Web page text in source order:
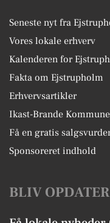
Seneste nyt fra
Vores lokale erhverv
Kalenderen for
Fakta om Ejstrupholm
Erhvervsartikler
Ikast-Brande Kommune
Få en gratis
Sponsoreret indhold
BLIV